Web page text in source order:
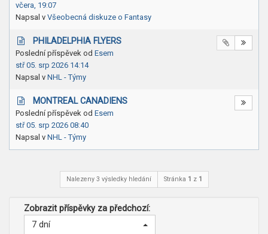
včera, 19:07
Napsal v Všeobecná diskuze o Fantasy
PHILADELPHIA FLYERS
Poslední příspěvek od Esem
stř 05. srp 2026 14:14
Napsal v NHL - Týmy
MONTREAL CANADIENS
Poslední příspěvek od Esem
stř 05. srp 2026 08:40
Napsal v NHL - Týmy
Nalezeny 3 výsledky hledání Stránka 1 z 1
Zobrazit příspěvky za předchozí:
7 dní